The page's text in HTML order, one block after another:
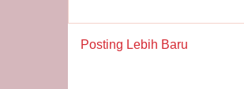
Posting Lebih Baru